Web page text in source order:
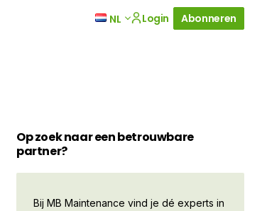
NL Login Abonneren
Op zoek naar een betrouwbare
partner?
Bij MB Maintenance vind je dé experts in